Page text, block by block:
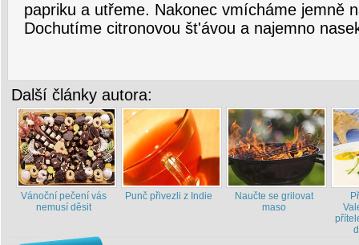
papriku a utřeme. Nakonec vmícháme jemně
Dochutíme citronovou št'ávou a najemno
Další články autora:
Vánoční pečení vás
nemusí děsit
Punč přivezli z Indie
Naučte se grilovat
maso